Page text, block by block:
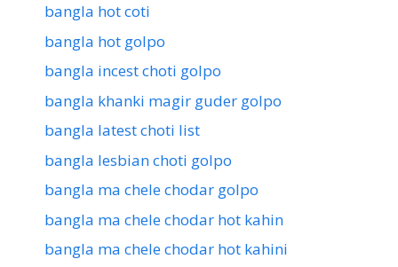
bangla hot coti
bangla hot golpo
bangla incest choti golpo
bangla khanki magir guder golpo
bangla latest choti list
bangla lesbian choti golpo
bangla ma chele chodar golpo
bangla ma chele chodar hot kahin
bangla ma chele chodar hot kahini